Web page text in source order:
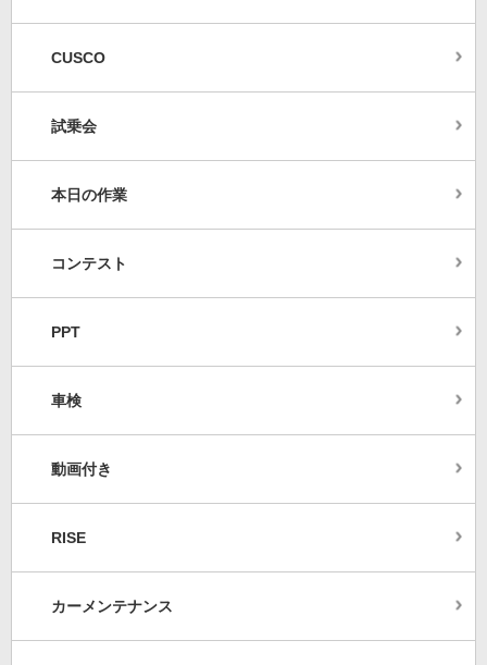
CUSCO
試乗会
本日の作業
コンテスト
PPT
車検
動画付き
RISE
カーメンテナンス